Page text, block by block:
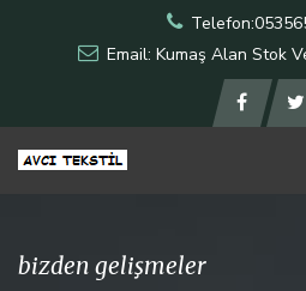
Email: Kumaş Alan Stok
bizden gelişmeler